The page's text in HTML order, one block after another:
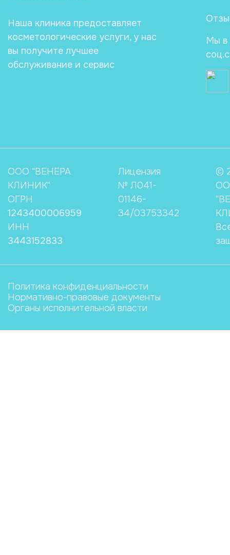
Наша клиника предоставляет
косметологические услуги, у нас
вы получите лучшее
обслуживание и сервис
Мы в
ООО "ВЕНЕРА
КЛИНИК"
ОГРН
1243400006959
ИНН
3443152833
Лицензия
№ Л041-
01146-
34/03753342
©
Политика конфиденциальности
Нормативно-правовые документы
Органы исполнительной власти